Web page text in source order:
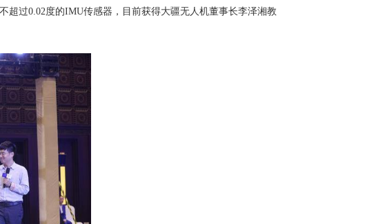
过0.02度的IMU传感器，目前获得大疆无人机董事长李泽湘教